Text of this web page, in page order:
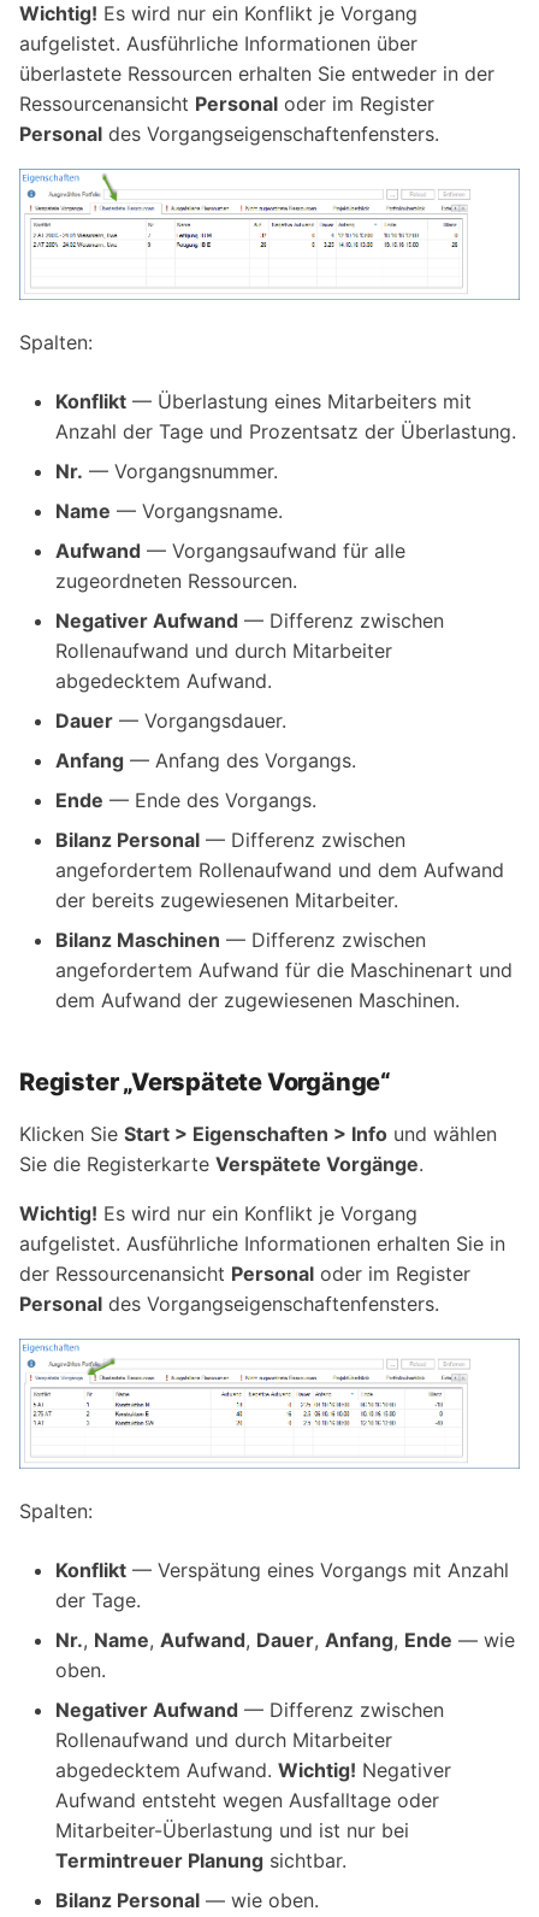
Wichtig! Es wird nur ein Konflikt je Vorgang
aufgelistet. Ausführliche Informationen über
überlastete Ressourcen erhalten Sie entweder in der
Ressourcenansicht Personal oder im Register
Personal des Vorgangseigenschaftenfensters.
Spalten:
Konflikt — Überlastung eines Mitarbeiters mit
Anzahl der Tage und Prozentsatz der Überlastung.
Nr. — Vorgangsnummer.
Name — Vorgangsname.
Aufwand — Vorgangsaufwand für alle
zugeordneten Ressourcen.
Negativer Aufwand — Differenz zwischen
Rollenaufwand und durch Mitarbeiter
abgedecktem Aufwand.
Dauer — Vorgangsdauer.
Anfang — Anfang des Vorgangs.
Ende — Ende des Vorgangs.
Bilanz Personal — Differenz zwischen
angefordertem Rollenaufwand und dem Aufwand
der bereits zugewiesenen Mitarbeiter.
Bilanz Maschinen — Differenz zwischen
angefordertem Aufwand für die Maschinenart und
dem Aufwand der zugewiesenen Maschinen.
Register „Verspätete Vorgänge“
Klicken Sie Start > Eigenschaften > Info und wählen
Sie die Registerkarte Verspätete Vorgänge.
Wichtig! Es wird nur ein Konflikt je Vorgang
aufgelistet. Ausführliche Informationen erhalten Sie in
der Ressourcenansicht Personal oder im Register
Personal des Vorgangseigenschaftenfensters.
Spalten:
Konflikt — Verspätung eines Vorgangs mit Anzahl
der Tage.
Nr., Name, Aufwand, Dauer, Anfang, Ende — wie
oben.
Negativer Aufwand — Differenz zwischen
Rollenaufwand und durch Mitarbeiter
abgedecktem Aufwand. Wichtig! Negativer
Aufwand entsteht wegen Ausfalltage oder
Mitarbeiter-Überlastung und ist nur bei
Termintreuer Planung sichtbar.
Bilanz Personal — wie oben.